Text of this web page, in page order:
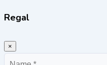
Regal
×
Name